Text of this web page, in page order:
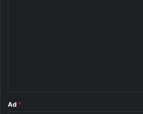
Ad *